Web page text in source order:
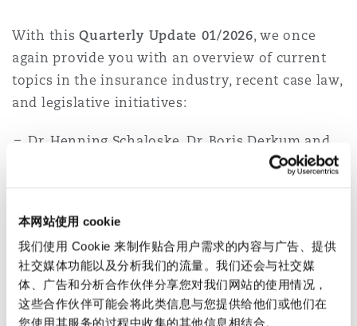
本网站使用 cookie
我们使用 Cookie 来制作贴合用户需求的内容与广告、提供
社交媒体功能以及分析我们的流量。我们还会与社交媒
体、广告和分析合作伙伴分享您对我们网站的使用情况，
这些合作伙伴可能会将此类信息与您提供给他们或他们在
您使用其服务的过程中收集的其他信息相结合。
With thisQuarterly Update 01/2026, we once
again provide you with an overview of current
topics in the insurance industry, recent case law,
and legislative initiatives:
Dr. Henning Schaloske Dr. Boris Derkum and
discuss the decision of the
Dr. Sophia Henrich, LL.M.andLucia Kösters
provide an update on EU regulation relating to
sustainability obligations,